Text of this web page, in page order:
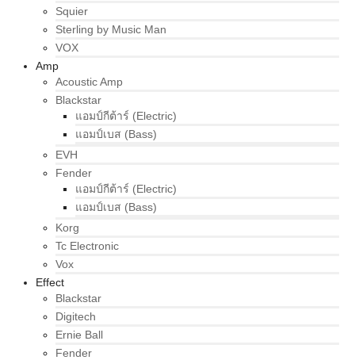
Squier
Sterling by Music Man
VOX
Amp
Acoustic Amp
Blackstar
แอมป์กีต้าร์ (Electric)
แอมป์เบส (Bass)
EVH
Fender
แอมป์กีต้าร์ (Electric)
แอมป์เบส (Bass)
Korg
Tc Electronic
Vox
Effect
Blackstar
Digitech
Ernie Ball
Fender